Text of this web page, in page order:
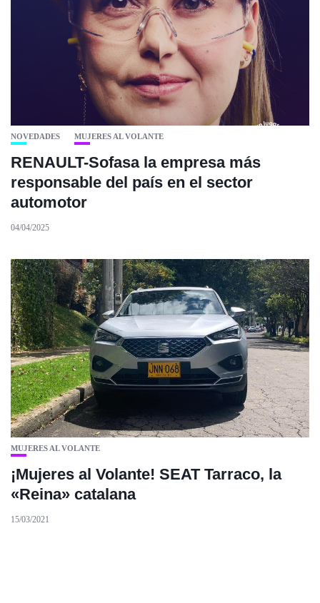
NOVEDADES MUJERES AL VOLANTE
RENAULT-Sofasa la empresa más
responsable del país en el sector
automotor
04/04/2025
MUJERES AL VOLANTE
¡Mujeres al Volante! SEAT Tarraco, la
«Reina» catalana
15/03/2021